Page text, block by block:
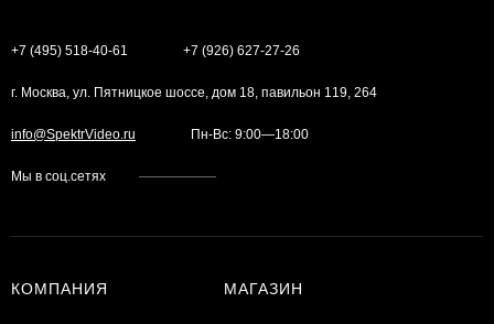
+7 (495) 518-40-61 +7 (926) 627-27-26
г. Москва, ул. Пятницкое шоссе, дом 18, павильон 119, 264
info@SpektrVideo.ru Пн-Вс: 9:00—18:00
Мы в соц.сетях
КОМПАНИЯ МАГАЗИН